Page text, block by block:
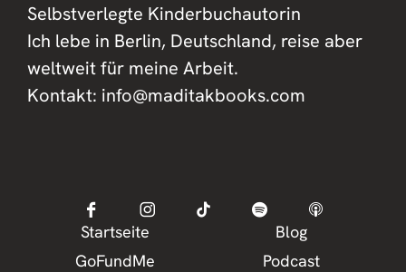
Startseite
GoFundMe
Selbstverlegte Kinderbuchautorin
Ich lebe in Berlin, Deutschland, reise aber
weltweit für meine Arbeit.
Kontakt: info@maditakbooks.com
Blog
Podcast